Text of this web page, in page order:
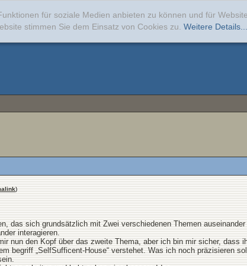
für soziale Medien anbieten zu können und für
stimmen Sie dem Einsatz von Cookies zu. Weitere Details...
)
das sich grundsätzlich mit Zwei verschiedenen Themen
interagieren.
nun den Kopf über das zweite Thema, aber ich bin mir sicher, dass
begriff „SelfSufficent-House“ verstehet. Was ich noch präzisieren